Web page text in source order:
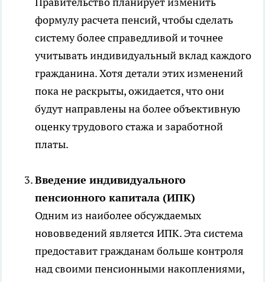
формулу расчета пенсий, чтобы сделать
систему более справедливой и точнее
учитывать индивидуальный вклад каждого
гражданина. Хотя детали этих изменений
пока не раскрыты, ожидается, что они
будут направлены на более объективную
оценку трудового стажа и заработной
платы.
Введение индивидуального
пенсионного капитала (ИПК)
Одним из наиболее обсуждаемых
нововведений является ИПК. Эта система
предоставит гражданам больше контроля
над своими пенсионными накоплениями,